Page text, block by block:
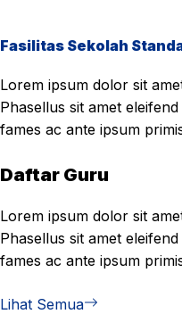
Fasilitas Sekolah
Lorem ipsum dolor sit
Phasellus sit amet
fames ac ante ipsum
Daftar Guru
Lorem ipsum dolor sit
Phasellus sit amet
fames ac ante ipsum
Lihat Semua